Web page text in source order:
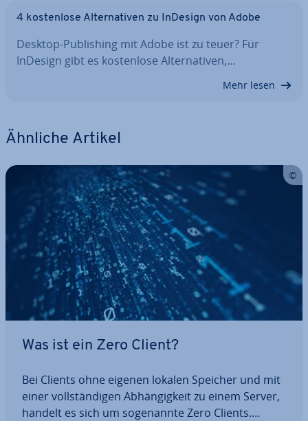
4 kos­ten­lo­se Al­ter­na­ti­ven zu InDesign von Adobe
Desktop-Pu­bli­shing mit Adobe ist zu teuer? Für
InDesign gibt es kos­ten­lo­se Al­ter­na­ti­ven,…
Mehr lesen
Ähnliche Artikel
Was ist ein Zero Client?
Bei Clients ohne eigenen lokalen Speicher und mit
einer voll­stän­di­gen Ab­hän­gig­keit zu einem Server,
handelt es sich um so­ge­nann­te Zero Clients.